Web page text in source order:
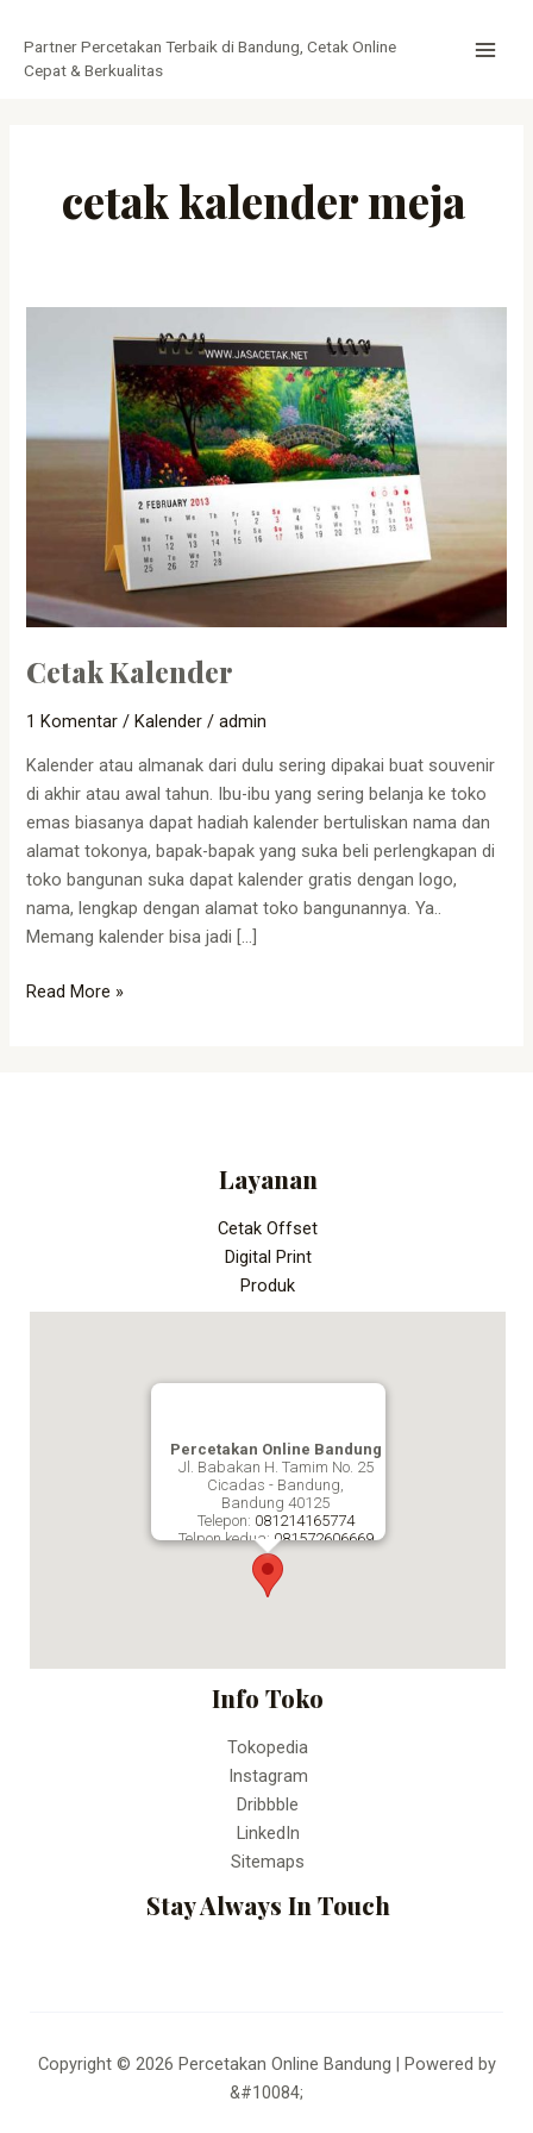
konten
Partner Percetakan Terbaik di Bandung, Cetak Online
Cepat & Berkualitas
cetak kalender meja
Cetak Kalender
1 Komentar /Kalender /admin
Kalender atau almanak dari dulu sering dipakai buat souvenir
di akhir atau awal tahun. Ibu-ibu yang sering belanja ke toko
emas biasanya dapat hadiah kalender bertuliskan nama dan
alamat tokonya, bapak-bapak yang suka beli perlengkapan di
toko bangunan suka dapat kalender gratis dengan logo,
nama, lengkap dengan alamat toko bangunannya. Ya..
Memang kalender bisa jadi […]
Read More »
Layanan
Cetak Offset
Digital Print
Produk
Percetakan Online Bandung
Jl. Babakan H. Tamim No. 25
Cicadas - Bandung,
Bandung 40125
Telepon: 081214165774
Telpon kedua: 081572606669
Percetakan Online Bandung
Info Toko
Tokopedia
Instagram
Dribbble
LinkedIn
Sitemaps
Stay Always In Touch
Copyright © 2026 Percetakan Online Bandung | Powered by
&#10084;